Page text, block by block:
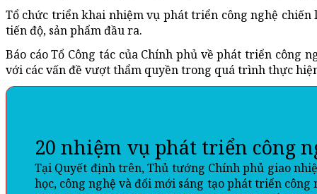
Tổ chức triển khai nhiệm vụ phát triển công nghệ
tiến độ, sản phẩm đầu ra.
Báo cáo Tổ Công tác của Chính phủ về phát triển
với các vấn đề vượt thẩm quyền trong quá trình thực
20 nhiệm vụ phát triển công
Tại Quyết định trên, Thủ tướng Chính phủ giao
học, công nghệ và đổi mới sáng tạo phát triển